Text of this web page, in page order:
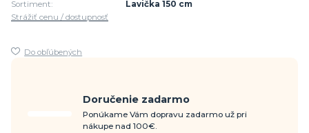
Sortiment:
Lavička 150 cm
Strážiť cenu / dostupnosť
Do obľúbených
Doručenie zadarmo
Ponúkame Vám dopravu zadarmo už pri
nákupe nad 100€.